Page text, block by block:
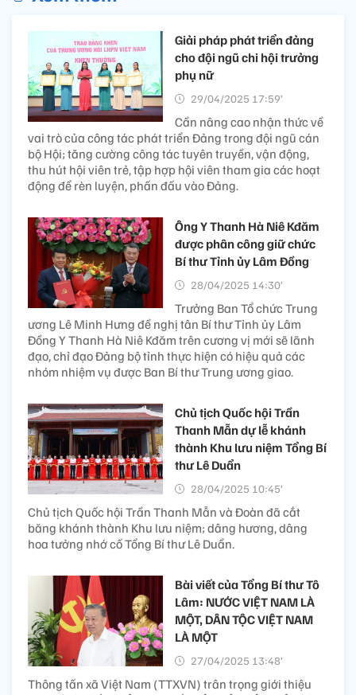
Giải pháp phát triển đảng
cho đội ngũ chi hội trưởng
phụ nữ
29/04/2025 17:59’
Cần nâng cao nhận thức về
vai trò của công tác phát triển Đảng trong đội ngũ cán
bộ Hội; tăng cường công tác tuyên truyền, vận động,
thu hút hội viên trẻ, tập hợp hội viên tham gia các hoạt
động để rèn luyện, phấn đấu vào Đảng.
Ông Y Thanh Hà Niê Kđăm
được phân công giữ chức
Bí thư Tỉnh ủy Lâm Đồng
28/04/2025 14:30’
Trưởng Ban Tổ chức Trung
ương Lê Minh Hưng đề nghị tân Bí thư Tỉnh ủy Lâm
Đồng Y Thanh Hà Niê Kđăm trên cương vị mới sẽ lãnh
đạo, chỉ đạo Đảng bộ tỉnh thực hiện có hiệu quả các
nhóm nhiệm vụ được Ban Bí thư Trung ương giao.
Chủ tịch Quốc hội Trần
Thanh Mẫn dự lễ khánh
thành Khu lưu niệm Tổng Bí
thư Lê Duẩn
28/04/2025 10:45’
Chủ tịch Quốc hội Trần Thanh Mẫn và Đoàn đã cắt
băng khánh thành Khu lưu niệm; dâng hương, dâng
hoa tưởng nhớ cố Tổng Bí thư Lê Duẩn.
Bài viết của Tổng Bí thư Tô
Lâm: NƯỚC VIỆT NAM LÀ
MỘT, DÂN TỘC VIỆT NAM
LÀ MỘT
27/04/2025 13:48’
Thông tấn xã Việt Nam (TTXVN) trân trọng giới thiệu